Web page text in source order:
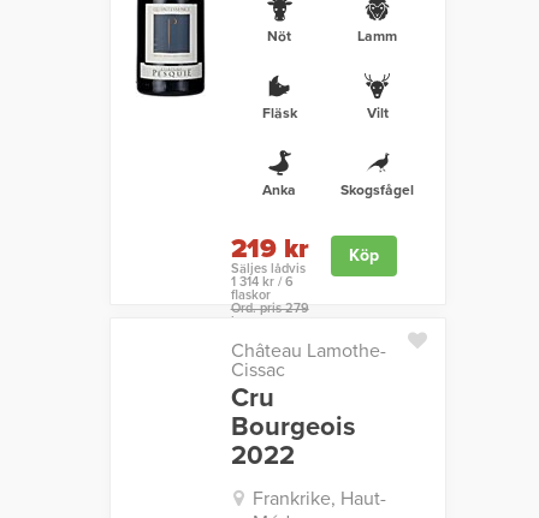
Nöt Lamm
Fläsk Vilt
Anka Skogsfågel
219 kr
Säljes lådvis
1 314 kr / 6
flaskor
Ord. pris 279
kr
Köp
Château Lamothe-
Cissac
Cru
Bourgeois
2022
Frankrike, Haut-